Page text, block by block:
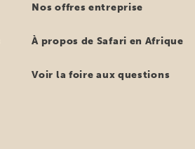
Nos offres entreprise
À propos de Safari en Afrique
Voir la foire aux questions